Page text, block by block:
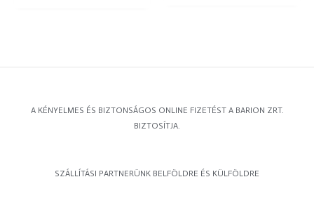
A KÉNYELMES ÉS BIZTONSÁGOS ONLINE FIZETÉST A BARION ZRT.
BIZTOSÍTJA.
SZÁLLÍTÁSI PARTNERÜNK BELFÖLDRE ÉS KÜLFÖLDRE